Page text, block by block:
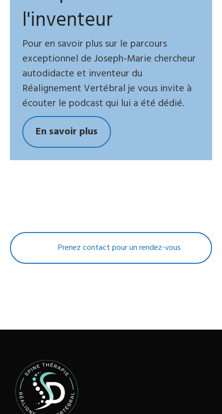
l'inventeur
Pour en savoir plus sur le parcours
exceptionnel de Joseph-Marie chercheur
autodidacte et inventeur du
Réalignement Vertébral je vous invite à
écouter le podcast qui lui a été dédié.
En savoir plus
Prenez contact pour un rendez-vous